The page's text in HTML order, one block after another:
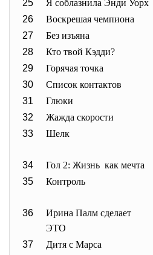
25
Я соблазнила Энди Уорх
26
Воскрешая чемпиона
27
Без изъяна
28
Кто твой Кэдди?
29
Горячая точка
30
Список контактов
31
Глюки
32
Жажда скорости
33
Шелк
34
Гол 2: Жизнь как мечта
35
Контроль
36
Ирина Палм сделает
ЭТО
37 Дитя с Марса